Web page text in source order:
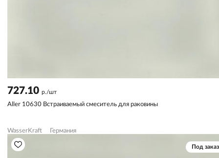
727.10 р./шт
Aller 10630 Встраиваемый смеситель для раковины
WasserKraft Германия
Под заказ